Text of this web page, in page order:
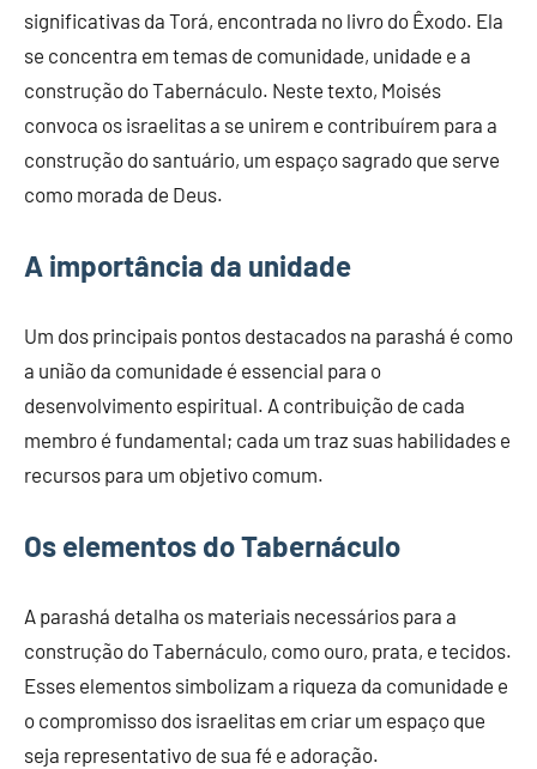
significativas da Torá, encontrada no livro do Êxodo. Ela
se concentra em temas de comunidade, unidade e a
construção do Tabernáculo. Neste texto, Moisés
convoca os israelitas a se unirem e contribuírem para a
construção do santuário, um espaço sagrado que serve
como morada de Deus.
A importância da unidade
Um dos principais pontos destacados na parashá é como
a união da comunidade é essencial para o
desenvolvimento espiritual. A contribuição de cada
membro é fundamental; cada um traz suas habilidades e
recursos para um objetivo comum.
Os elementos do Tabernáculo
A parashá detalha os materiais necessários para a
construção do Tabernáculo, como ouro, prata, e tecidos.
Esses elementos simbolizam a riqueza da comunidade e
o compromisso dos israelitas em criar um espaço que
seja representativo de sua fé e adoração.